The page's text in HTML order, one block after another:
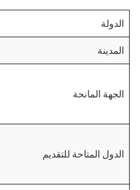
الدولة
المدينة
الجهة المانحة
الدول المتاحة للتقديم